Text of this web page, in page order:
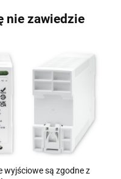
nie zawiedzie
wyjściowe są zgodne z